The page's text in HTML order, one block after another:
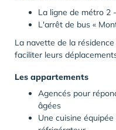
La ligne de métro 2
L'arrêt de bus «
La navette de la
faciliter leurs
Les appartements
Agencés pour
âgées
Une cuisine